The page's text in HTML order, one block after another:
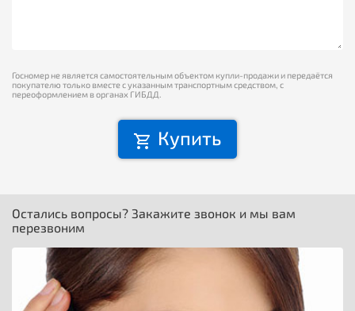
Госномер не является самостоятельным объектом купли-продажи и передаётся
покупателю только вместе с указанным транспортным средством, с
переоформлением в органах ГИБДД.
Купить
Остались вопросы? Закажите звонок и мы вам
перезвоним